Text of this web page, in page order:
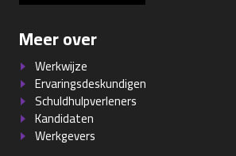
Meer over
Werkwijze
Ervaringsdeskundigen
Schuldhulpverleners
Kandidaten
Werkgevers